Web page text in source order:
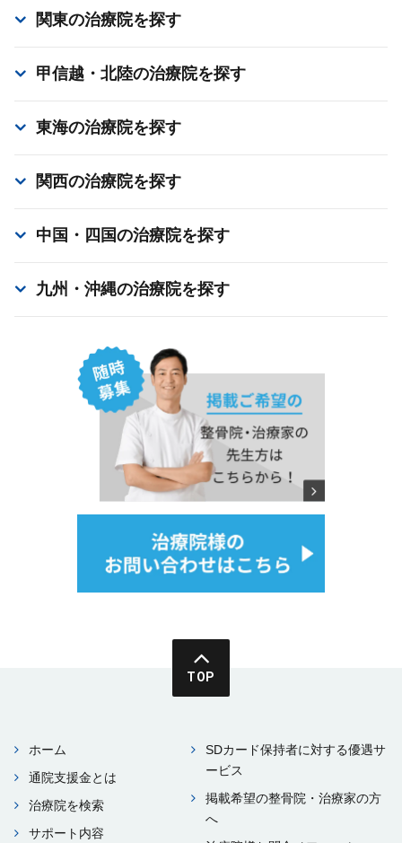
関東の治療院を探す
甲信越・北陸の治療院を探す
東海の治療院を探す
関西の治療院を探す
中国・四国の治療院を探す
九州・沖縄の治療院を探す
TOP
ホーム
通院⽀援⾦とは
治療院を検索
サポート内容
SDカード保持者に対する優遇サ
ービス
掲載希望の整⾻院・治療家の⽅
へ